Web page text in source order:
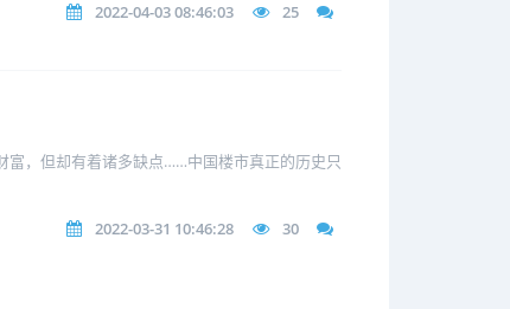
2022-04-03 08:46:03 25
富，但却有着诸多缺点……中国楼市真正的历史只
2022-03-31 10:46:28 30